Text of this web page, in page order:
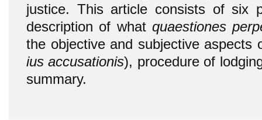
justice. This article consists of six
description of what quaestiones
the objective and subjective aspects
ius accusationis), procedure of
summary.